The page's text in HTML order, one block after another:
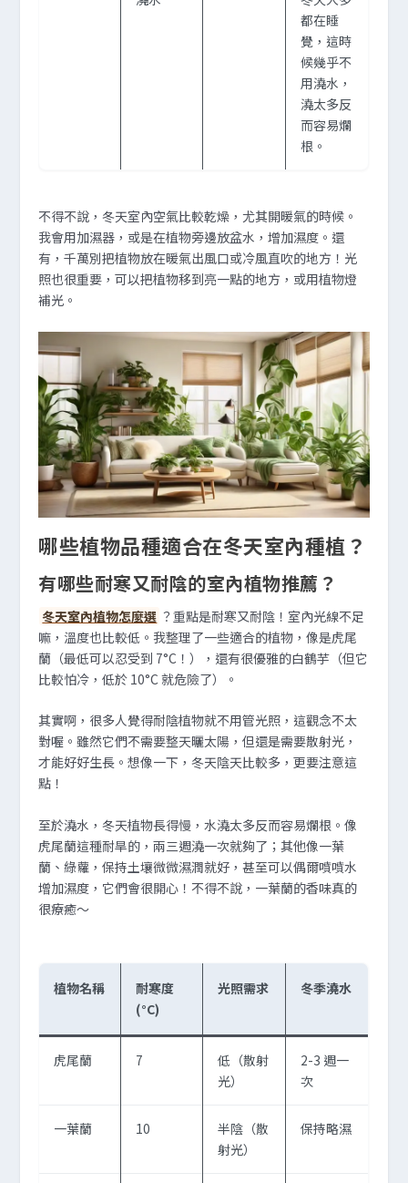
都在睡
覺，這時
候幾乎不
用澆水，
澆太多反
而容易爛
根。
不得不說，冬天室內空氣比較乾燥，尤其開暖氣的時候。
我會用加濕器，或是在植物旁邊放盆水，增加濕度。還
有，千萬別把植物放在暖氣出風口或冷風直吹的地方！光
照也很重要，可以把植物移到亮一點的地方，或用植物燈
補光。
哪些植物品種適合在冬天室內種植？
有哪些耐寒又耐陰的室內植物推薦？
冬天室內植物怎麼選 ？重點是耐寒又耐陰！室內光線不足
嘛，溫度也比較低。我整理了一些適合的植物，像是虎尾
蘭（最低可以忍受到 7°C！），還有很優雅的白鶴芋（但它
比較怕冷，低於 10°C 就危險了）。
其實啊，很多人覺得耐陰植物就不用管光照，這觀念不太
對喔。雖然它們不需要整天曬太陽，但還是需要散射光，
才能好好生長。想像一下，冬天陰天比較多，更要注意這
點！
至於澆水，冬天植物長得慢，水澆太多反而容易爛根。像
虎尾蘭這種耐旱的，兩三週澆一次就夠了；其他像一葉
蘭、綠蘿，保持土壤微微濕潤就好，甚至可以偶爾噴噴水
增加濕度，它們會很開心！不得不說，一葉蘭的香味真的
很療癒～
植物名稱
耐寒度
(°C)
光照需求 冬季澆水
虎尾蘭 7
低（散射
光）
2-3 週一
次
一葉蘭 10
半陰（散
射光）
保持略濕